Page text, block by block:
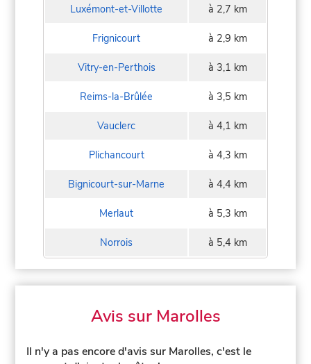
Luxémont-et-Villotte à 2,7 km
Frignicourt à 2,9 km
Vitry-en-Perthois à 3,1 km
Reims-la-Brûlée à 3,5 km
Vauclerc à 4,1 km
Plichancourt à 4,3 km
Bignicourt-sur-Marne à 4,4 km
Merlaut à 5,3 km
Norrois à 5,4 km
Avis sur Marolles
Il n'y a pas encore d'avis sur Marolles, c'est le